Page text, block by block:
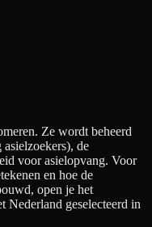
. Ze wordt beheerd
de
voor asielopvang. Voor
en hoe de
open je het
Nederland geselecteerd in